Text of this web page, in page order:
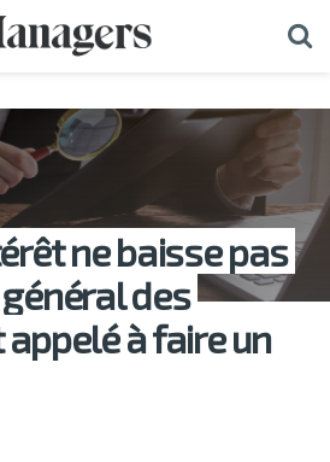
ne baisse pas
des
à faire un